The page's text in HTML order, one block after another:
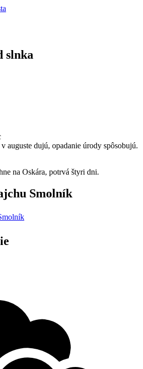
slnka
auguste dujú, opadanie úrody spôsobujú.
na Oskára, potrvá štyri dni.
Smolník